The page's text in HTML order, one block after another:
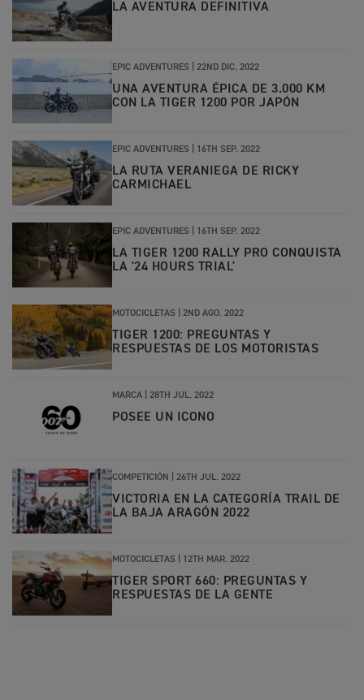
LA AVENTURA DEFINITIVA
EPIC ADVENTURES | 22ND DIC. 2022
UNA AVENTURA ÉPICA DE 3.000 KM
CON LA TIGER 1200 POR JAPÓN
EPIC ADVENTURES | 16TH SEP. 2022
LA RUTA VERANIEGA DE RICKY
CARMICHAEL
EPIC ADVENTURES | 16TH SEP. 2022
LA TIGER 1200 RALLY PRO CONQUISTA
LA '24 HOURS TRIAL'
MOTOCICLETAS 2ND AGO. 2022
TIGER 1200: PREGUNTAS Y
RESPUESTAS DE LOS MOTORISTAS
MARCA 28TH JUL. 2022
POSEE UN ICONO
COMPETICIÓN 26TH JUL. 2022
VICTORIA EN LA CATEGORÍA TRAIL DE
LA BAJA ARAGÓN 2022
MOTOCICLETAS 12TH MAR. 2022
TIGER SPORT 660: PREGUNTAS Y
RESPUESTAS DE LA GENTE